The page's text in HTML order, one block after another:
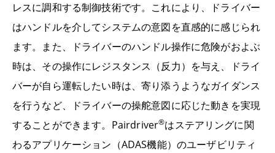
レスに調和する制御技術です。これにより、ドライバー
はハンドルを介してシステムの意図を直感的に感じられ
ます。また、ドライバーのハンドル操作に危険がおよぶ
時は、その操作にレジスタンス（反力）を与え、ドライ
バーが自ら運転したい時は、寄り添うようなガイダンス
を行うなど、ドライバーの操舵意図に応じた動きを実現
することができます。Pairdriver®はステアリングに関
わるアプリケーション（ADAS機能）のユーザビリティ